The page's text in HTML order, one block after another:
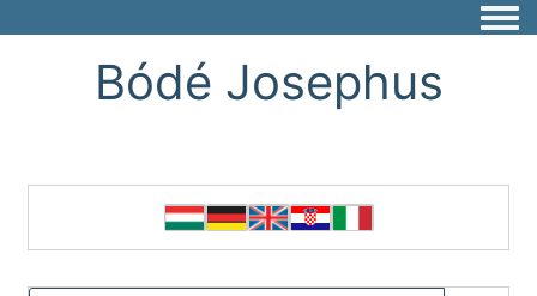
Bódé Josephus